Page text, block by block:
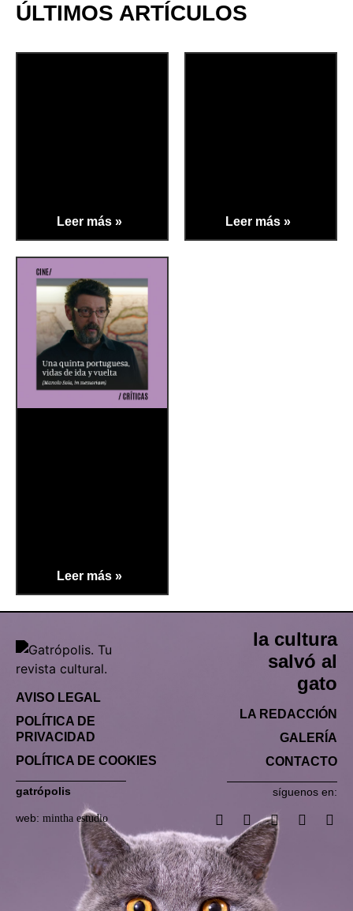
ÚLTIMOS ARTÍCULOS
Leer más » Leer más »
Leer más »
AVISO LEGAL
POLÍTICA DE
PRIVACIDAD
POLÍTICA DE COOKIES
gatrópolis
web: mintha estudio
la cultura
salvó al
gato
LA REDACCIÓN
GALERÍA
CONTACTO
síguenos en: